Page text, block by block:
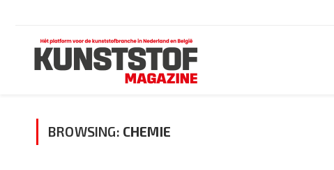
BROWSING: CHEMIE